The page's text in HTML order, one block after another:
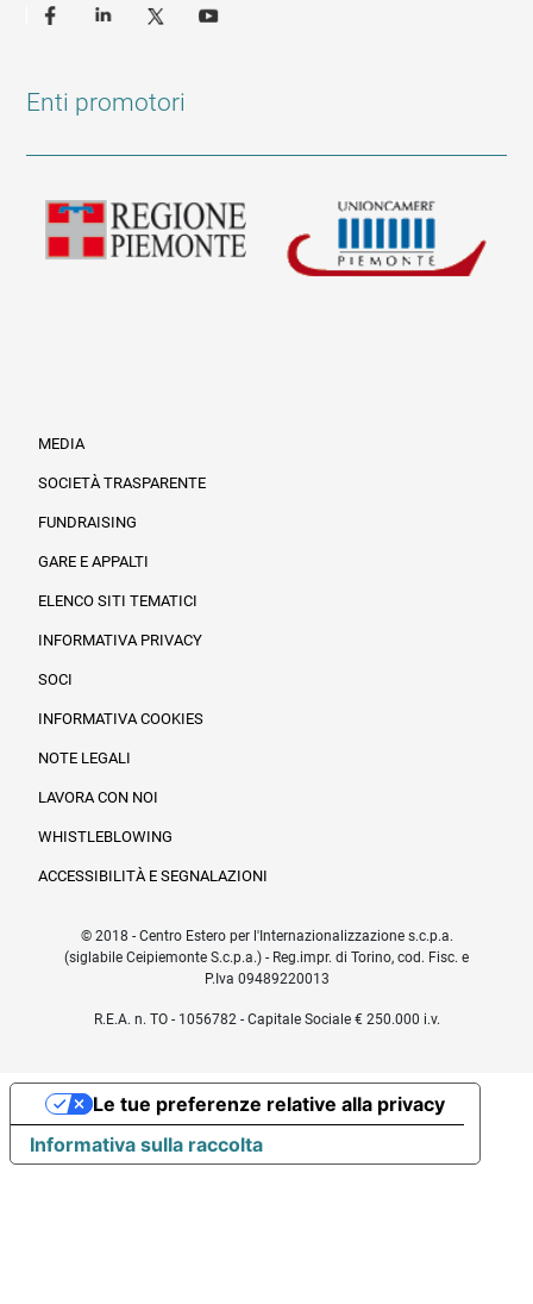
Enti promotori
MEDIA
SOCIETÀ TRASPARENTE
FUNDRAISING
GARE E APPALTI
ELENCO SITI TEMATICI
INFORMATIVA PRIVACY
SOCI
INFORMATIVA COOKIES
NOTE LEGALI
LAVORA CON NOI
WHISTLEBLOWING
ACCESSIBILITÀ E SEGNALAZIONI
© 2018 - Centro Estero per l'Internazionalizzazione s.c.p.a.
(siglabile Ceipiemonte S.c.p.a.) - Reg.impr. di Torino, cod. Fisc. e
P.Iva 09489220013
R.E.A. n. TO - 1056782 - Capitale Sociale € 250.000 i.v.
Informativa sulla raccolta
Le tue preferenze relative alla privacy